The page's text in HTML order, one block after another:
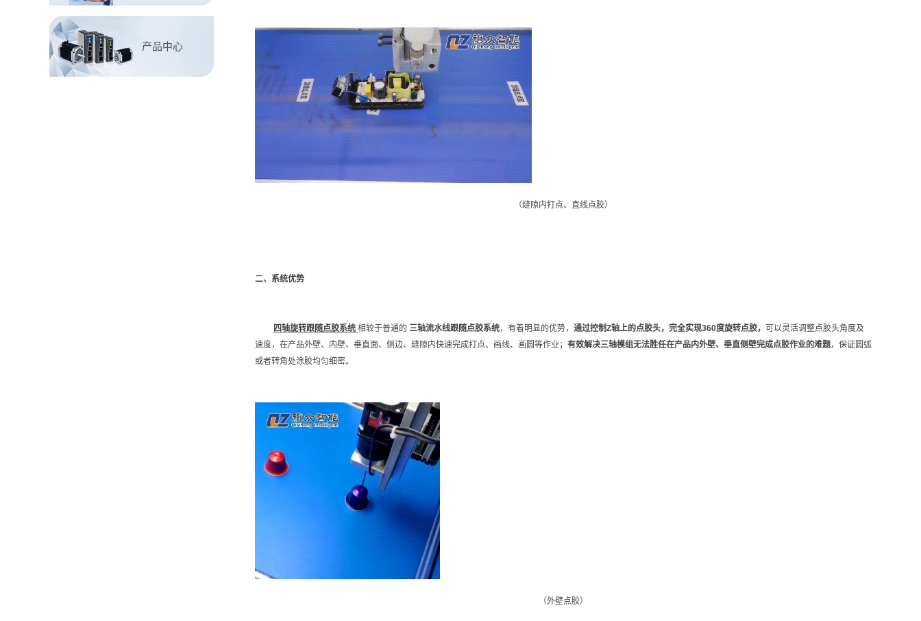
产品中心
（缝隙内打点、直线点胶）
二、系统优势
四轴旋转跟随点胶系统 相较于普通的 三轴流水线跟随点胶系统，有着明显的优势， 通过控制Z轴上的点胶头，完全实现360度旋转点胶，
可以灵活调整点胶头角度及
速度，在产品外壁、内壁、垂直面、侧边、缝隙内快速完成打点、画线、画圆等作业； 有效解决三轴模组无法胜任在产品内外壁、垂直侧壁完成点胶作业的难题，保证圆弧
或者转角处涂胶均匀细密。
（外壁点胶）